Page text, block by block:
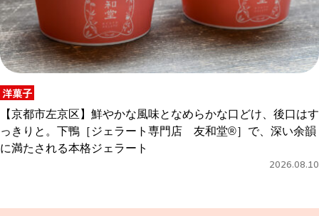
洋菓子
【京都市左京区】鮮やかな風味となめらかな口どけ、後口はす
っきりと。下鴨［ジェラート専門店 友和堂®］で、深い余韻
に満たされる本格ジェラート
2026.08.10